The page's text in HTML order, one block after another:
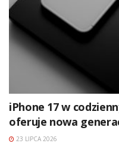
iPhone 17 w
oferuje nowa
23 LIPCA 2026